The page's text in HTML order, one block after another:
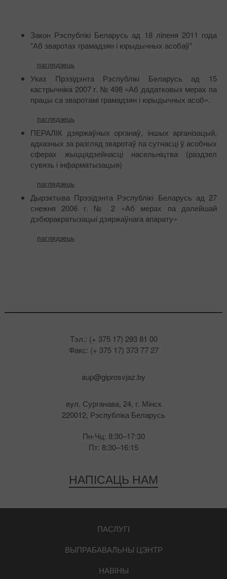
Закон Рэспублікі Беларусь ад 18 лiпеня 2011 года
"Аб зваротах грамадзян і юрыдычных асобаў"
паглядзець
Указ Прэзідэнта Рэспублікі Беларусь ад 15
кастрычніка 2007 г. № 498 «Аб дадатковых мерах па
працы са зваротамі грамадзян і юрыдычных асоб».
паглядзець
ПЕРАЛІК дзяржаўных органаў, іншых арганізацый,
адказных за разгляд зваротаў па сутнасці ў асобных
сферах жыццядзейнасці насельніцтва (раздзел
сувязь і інфарматызацыя)
паглядзець
Дырэктыва Прэзідэнта Рэспублікі Беларусь ад 27
снежня 2006 г. № 2 «Аб мерах па далейшай
дэбюракратызацыі дзяржаўнага апарату»
паглядзець
Тэл.: (+ 375 17) 293 81 00
Факс: (+ 375 17) 373 77 27
aup@giprosvjaz.by
НАПІСАЦЬ НАМ
вул. Сурганава, 24, г. Мінск
220012, Рэспубліка Беларусь
Пн-Чц: 8:30–17:30
Пт: 8:30–16:15
ПАСЛУГІ
ВЫПРАБАВАЛЬНЫ ЦЭНТР
НАВІНЫ